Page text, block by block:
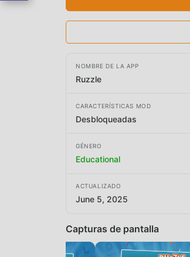
NOMBRE DE LA APP
Ruzzle
CARACTERÍSTICAS MOD
Desbloqueadas
GÉNERO
Educational
ACTUALIZADO
June 5, 2025
Capturas de pantalla